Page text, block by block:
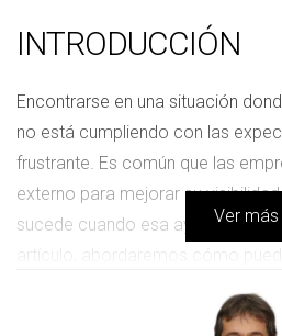
INTRODUCCIÓN
Encontrarse en una situación
no está cumpliendo con las
frustrante. Es común que las
externo para mejorar su
sucede cuando esa ayuda no se
artículo, abordaremos cómo
tomando decisiones informadas.
Ver más